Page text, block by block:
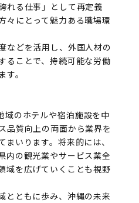
れる仕事」として再定義
々にとって魅力ある職場環
などを活用し、外国人材の
ることで、持続可能な労働
。
のホテルや宿泊施設を中
品質向上の両面から業界を
いります。将来的には、
内の観光業やサービス業全
域を広げていくことも視野
とともに歩み、沖縄の未来